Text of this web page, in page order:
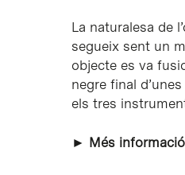
La naturalesa de
segueix sent un
objecte es va
negre final
els tres
► Més